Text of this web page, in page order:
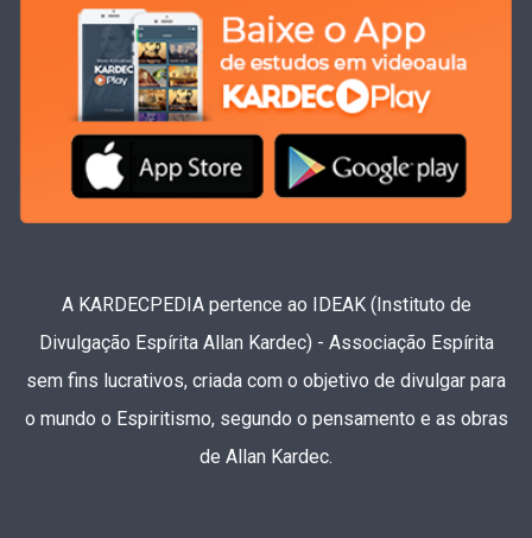
A KARDECPEDIA pertence ao IDEAK (Instituto de
Divulgação Espírita Allan Kardec) - Associação Espírita
sem fins lucrativos, criada com o objetivo de divulgar para
o mundo o Espiritismo, segundo o pensamento e as obras
de Allan Kardec.